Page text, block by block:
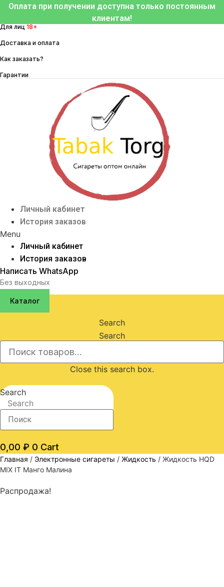
Перейти
содержимому
Оплата при получении доступна только постоянным
клиентам!
Для лиц 18+
Доставка и оплата
Как заказать?
Гарантии
Личный кабинет
История заказов
Menu
Личный кабинет
История заказов
Написать WhatsApp
Без выходных
Каталог
Search
Search
Close this search box.
Search
Search
0,00 ₽ 0 Cart
Главная / Электронные сигареты / Жидкость / Жидкость HQD
MIX IT Манго Малина
Распродажа!